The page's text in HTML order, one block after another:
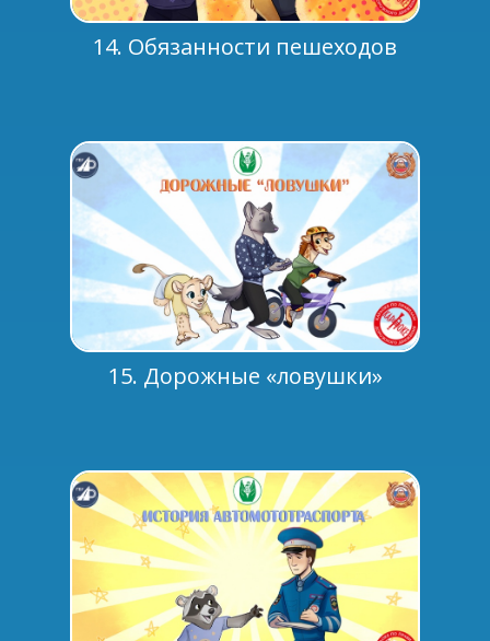
14. Обязанности пешеходов
15. Дорожные «ловушки»